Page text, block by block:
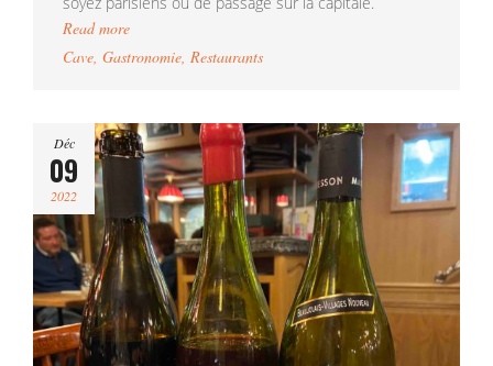
Read more
Cave, Gastronomie, Restaurants
Déc
09
2022